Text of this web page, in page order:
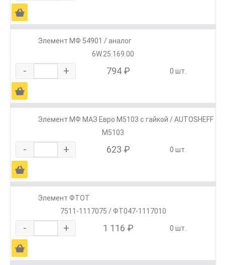
Ä
Элемент МФ 54901 / аналог
6W.25.169.00
- + 794 ₽ 0 шт.
Ä
Элемент МФ МАЗ Евро М5103 с гайкой / AUTOSHEFF
М5103
- + 623 ₽ 0 шт.
Ä
Элемент ФТОТ
7511-1117075 / ФТ047-1117010
- + 1 116 ₽ 0 шт.
Ä